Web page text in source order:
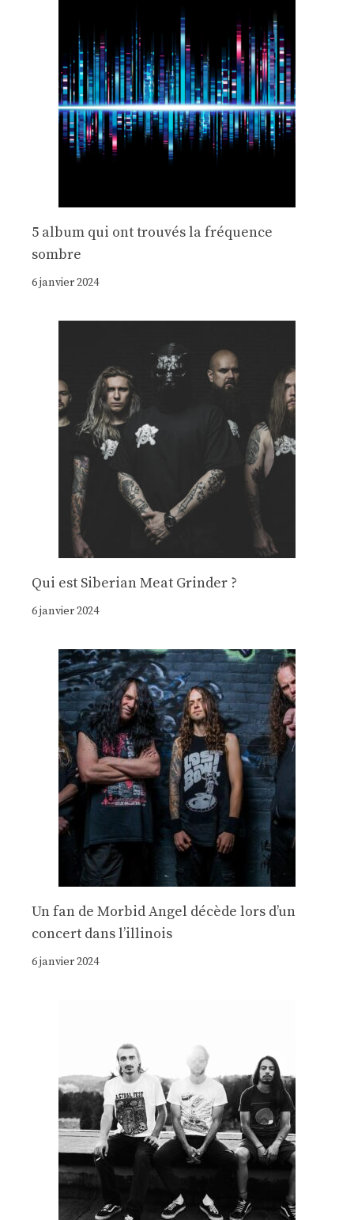
5 album qui ont trouvés la fréquence
sombre
6 janvier 2024
Qui est Siberian Meat Grinder ?
6 janvier 2024
Un fan de Morbid Angel décède lors d’un
concert dans l’illinois
6 janvier 2024